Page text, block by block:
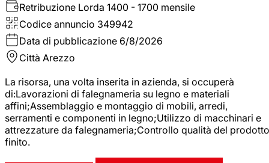
Retribuzione Lorda 1400 - 1700 mensile
Codice annuncio 349942
Data di pubblicazione 6/8/2026
Città Arezzo
La risorsa, una volta inserita in azienda, si occuperà
di:Lavorazioni di falegnameria su legno e materiali
affini;Assemblaggio e montaggio di mobili, arredi,
serramenti e componenti in legno;Utilizzo di macchinari e
attrezzature da falegnameria;Controllo qualità del prodotto
finito.